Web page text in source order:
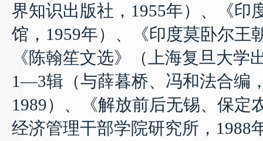
界知识出版社， 1955年）、《印
馆， 1959年）、《印度莫卧尔王
《陈翰笙文选》（上海复旦大学
1—3辑（与薛暮桥、冯和法合编
1989）、《解放前后无锡、保定
经济管理干部学院研究所， 1988